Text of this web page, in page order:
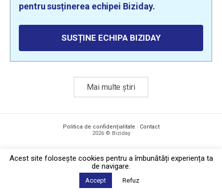
pentru susținerea echipei Biziday.
SUSȚINE ECHIPA BIZIDAY
Mai multe știri
Politica de confidențialitate · Contact
2026 © Biziday
Acest site foloseşte cookies pentru a îmbunătăți experiența ta
de navigare.
Accept Refuz